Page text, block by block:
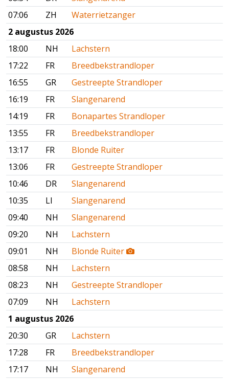
07:06
ZH
Waterrietzanger
2 augustus 2026
18:00
NH
Lachstern
17:22
FR
Breedbekstrandloper
16:55
GR
Gestreepte Strandloper
16:19
FR
Slangenarend
14:19
FR
Bonapartes Strandloper
13:55
FR
Breedbekstrandloper
13:17
FR
Blonde Ruiter
13:06
FR
Gestreepte Strandloper
10:46
DR
Slangenarend
10:35
LI
Slangenarend
09:40
NH
Slangenarend
09:20
NH
Lachstern
09:01
NH
Blonde Ruiter
08:58
NH
Lachstern
08:23
NH
Gestreepte Strandloper
07:09
NH
Lachstern
1 augustus 2026
20:30
GR
Lachstern
17:28
FR
Breedbekstrandloper
17:17
NH
Slangenarend